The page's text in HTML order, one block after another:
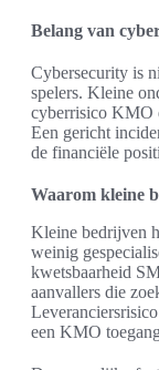
Belang van
Cybersecurity is
spelers. Kleine
cyberrisico KMO
Een gericht
de financiële
Waarom kleine
Kleine bedrijven
weinig
kwetsbaarheid
aanvallers die
een KMO